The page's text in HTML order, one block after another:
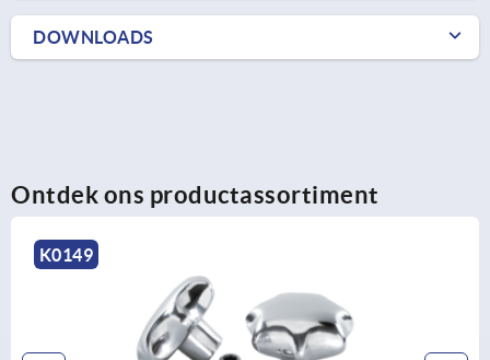
DOWNLOADS
Ontdek ons productassortiment
K0149